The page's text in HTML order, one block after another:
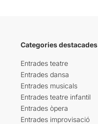
Categories destacades
Entrades teatre
Entrades dansa
Entrades musicals
Entrades teatre infantil
Entrades òpera
Entrades improvisació